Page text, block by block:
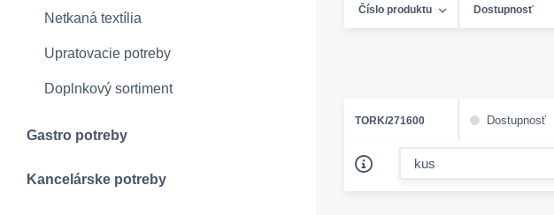
Netkaná textília
Upratovacie potreby
Doplnkový sortiment
Gastro potreby
Kancelárske potreby
Číslo produktu Dostupnosť
TORK/271600 Dostupnosť